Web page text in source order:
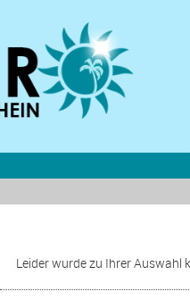
Leider wurde zu Ihrer Auswahl